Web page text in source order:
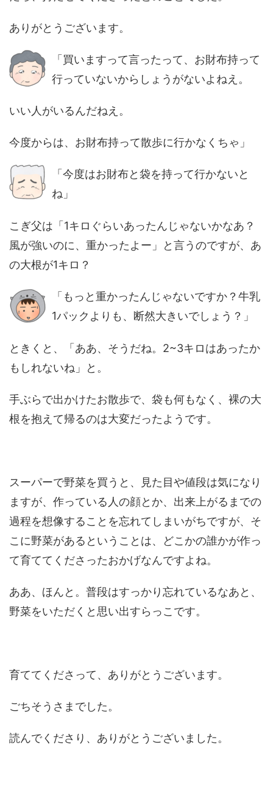
ありがとうございます。
「買いますって言ったって、お財布持って
行っていないからしょうがないよねえ。
いい人がいるんだねえ。
今度からは、お財布持って散歩に行かなくちゃ」
「今度はお財布と袋を持って行かないと
ね」
こぎ父は「1キロぐらいあったんじゃないかなあ？
風が強いのに、重かったよー」と言うのですが、あ
の大根が1キロ？
「もっと重かったんじゃないですか？牛乳
1パックよりも、断然大きいでしょう？」
ときくと、「ああ、そうだね。2~3キロはあったか
もしれないね」と。
手ぶらで出かけたお散歩で、袋も何もなく、裸の大
根を抱えて帰るのは大変だったようです。
スーパーで野菜を買うと、見た目や値段は気になり
ますが、作っている人の顔とか、出来上がるまでの
過程を想像することを忘れてしまいがちですが、そ
こに野菜があるということは、どこかの誰かが作っ
て育ててくださったおかげなんですよね。
ああ、ほんと。普段はすっかり忘れているなあと、
野菜をいただくと思い出すらっこです。
育ててくださって、ありがとうございます。
ごちそうさまでした。
読んでくださり、ありがとうございました。